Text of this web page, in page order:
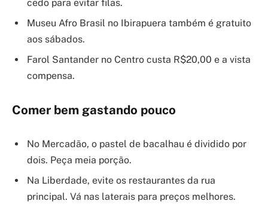
cedo para evitar filas.
Museu Afro Brasil no Ibirapuera também é gratuito
aos sábados.
Farol Santander no Centro custa R$20,00 e a vista
compensa.
Comer bem gastando pouco
No Mercadão, o pastel de bacalhau é dividido por
dois. Peça meia porção.
Na Liberdade, evite os restaurantes da rua
principal. Vá nas laterais para preços melhores.